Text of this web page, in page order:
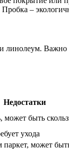
Пробка –
линолеум.
Недостатки
может быть
ухода
паркет, может